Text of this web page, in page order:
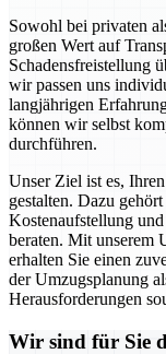
Sowohl bei privaten
großen Wert auf
Schadensfreistellung
wir passen uns
langjährigen
können wir selbst
durchführen.
Unser Ziel ist es,
gestalten. Dazu
Kostenaufstellung
beraten. Mit unserem
erhalten Sie einen
der Umzugsplanung
Herausforderungen
Wir sind für Sie